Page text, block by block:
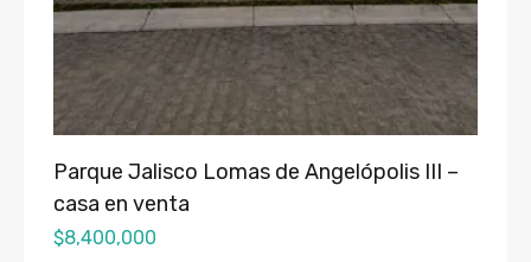
Parque Jalisco Lomas de Angelópolis III –
casa en venta
$8,400,000